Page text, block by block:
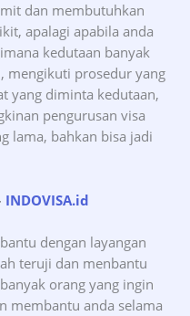
dan membutuhkan
apalagi apabila anda
kedutaan banyak
mengikuti prosedur yang
yang diminta kedutaan,
pengurusan visa
lama, bahkan bisa jadi
INDOVISA.id
dengan layangan
teruji dan menbantu
orang yang ingin
membantu anda selama